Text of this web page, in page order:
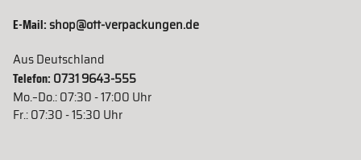
E-Mail:shop@ott-verpackungen.de
Aus Deutschland
Telefon: 0731 9643-555
Mo.–Do.: 07:30 - 17:00 Uhr
Fr.: 07:30 - 15:30 Uhr